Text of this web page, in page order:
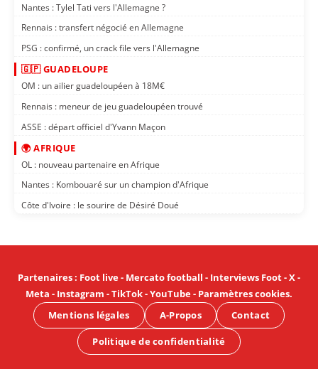
Nantes : Tylel Tati vers l'Allemagne ?
Rennais : transfert négocié en Allemagne
PSG : confirmé, un crack file vers l'Allemagne
🇬🇵 GUADELOUPE
OM : un ailier guadeloupéen à 18M€
Rennais : meneur de jeu guadeloupéen trouvé
ASSE : départ officiel d'Yvann Maçon
🌍 AFRIQUE
OL : nouveau partenaire en Afrique
Nantes : Kombouaré sur un champion d'Afrique
Côte d'Ivoire : le sourire de Désiré Doué
Partenaires: Foot live- Mercato football - Interviews Foot-X-
Meta - Instagram -TikTok-YouTube- Paramètres cookies.
Mentions légales
A-Propos Contact
Politique de confidentialité